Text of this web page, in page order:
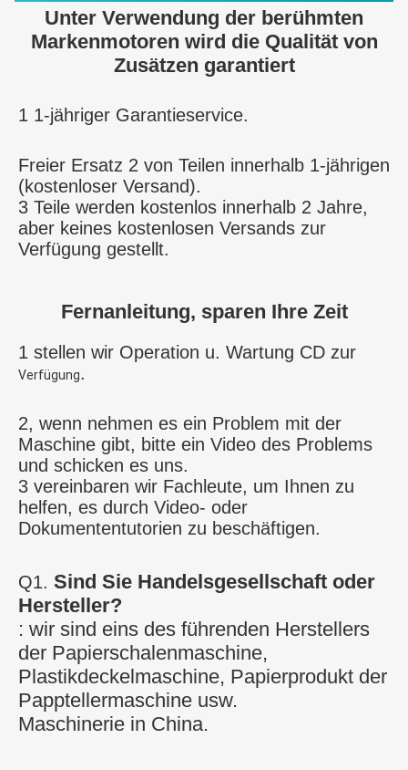
Unter Verwendung der berühmten
Markenmotoren wird die Qualität von
Zusätzen garantiert
1 1-jähriger Garantieservice.
Freier Ersatz 2 von Teilen innerhalb 1-jährigen
(kostenloser Versand).
3 Teile werden kostenlos innerhalb 2 Jahre,
aber keines kostenlosen Versands zur
Verfügung gestellt.
Fernanleitung, sparen Ihre Zeit
1 stellen wir Operation u. Wartung CD zur
Verfügung.
2, wenn nehmen es ein Problem mit der
Maschine gibt, bitte ein Video des Problems
und schicken es uns.
3 vereinbaren wir Fachleute, um Ihnen zu
helfen, es durch Video- oder
Dokumententutorien zu beschäftigen.
Q1. Sind Sie Handelsgesellschaft oder
Hersteller?
: wir sind eins des führenden Herstellers
der Papierschalenmaschine,
Plastikdeckelmaschine, Papierprodukt der
Papptellermaschine usw.
Maschinerie in China.